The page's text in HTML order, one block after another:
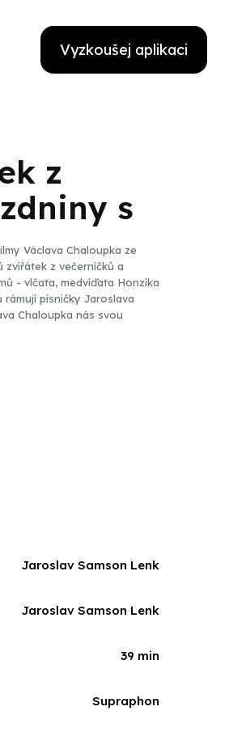
Vyzkoušej aplikaci
z
s
Václava Chaloupka ze
zvířátek z večerníčků a
- vlčata, medvíďata Honzíka
rámují písničky Jaroslava
Jaroslav Samson Lenk
Jaroslav Samson Lenk
39 min
Supraphon